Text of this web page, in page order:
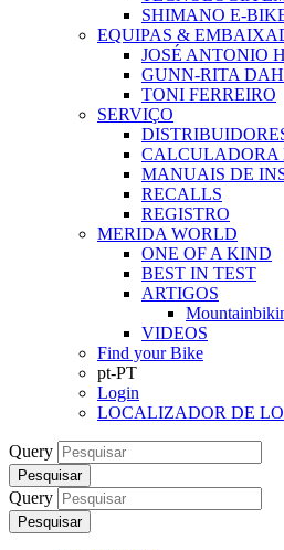
SHIMANO E-
EQUIPAS &
JOSÉ ANTONIO
GUNN-RITA
TONI FERREIRO
SERVIÇO
CALCULADORA
MANUAIS DE
RECALLS
REGISTRO
MERIDA WORLD
ONE OF A KIND
BEST IN TEST
ARTIGOS
VIDEOS
Find your Bike
pt-PT
Login
LOCALIZADOR DE
Query
Pesquisar
Query
Pesquisar